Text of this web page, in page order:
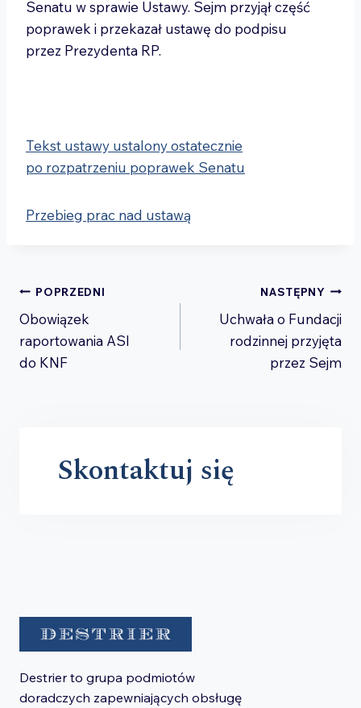
Senatu w sprawie Ustawy. Sejm przyjął część
poprawek i przekazał ustawę do podpisu
przez Prezydenta RP.
Tekst ustawy ustalony ostatecznie
po rozpatrzeniu poprawek Senatu
Przebieg prac nad ustawą
Nawigacja
wpisu
POPRZEDNI
Obowiązek
raportowania ASI
do KNF
NASTĘPNY
Uchwała o Fundacji
rodzinnej przyjęta
przez Sejm
Skontaktuj się
Destrier to grupa podmiotów
doradczych zapewniających obsługę